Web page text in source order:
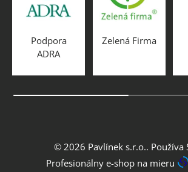
Podpora
ADRA
Zelená Firma
© 2026 Pavlínek s.r.o.. Používa
Profesionálny e-shop na mieru